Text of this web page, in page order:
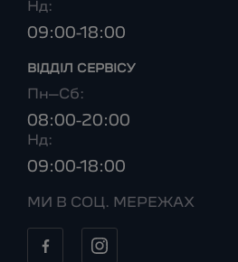
Нд:
09:00-18:00
ВІДДІЛ CЕРВІСУ
Пн–Сб:
08:00-20:00
Нд:
09:00-18:00
МИ В СОЦ. МЕРЕЖАХ